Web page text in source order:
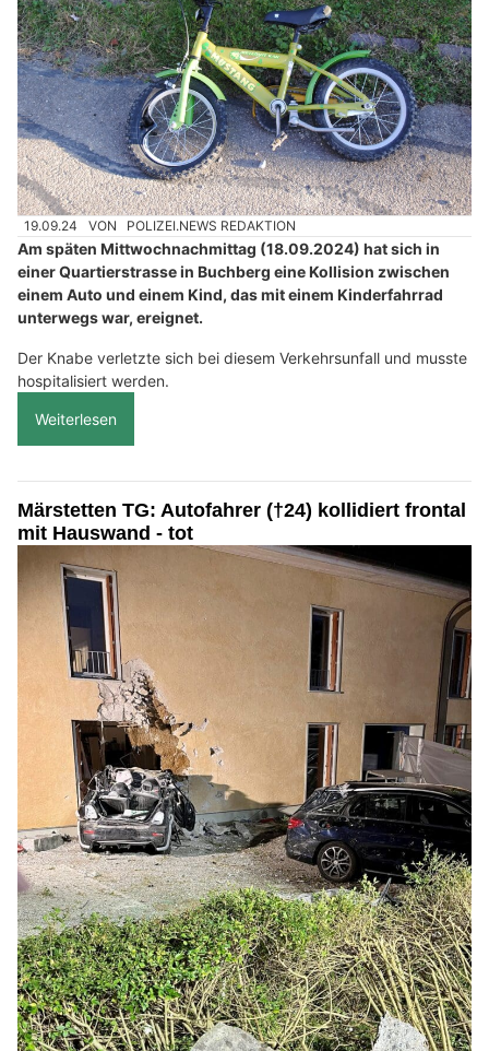
19.09.24 VON POLIZEI.NEWS REDAKTION
Am späten Mittwochnachmittag (18.09.2024) hat sich in
einer Quartierstrasse in Buchberg eine Kollision zwischen
einem Auto und einem Kind, das mit einem Kinderfahrrad
unterwegs war, ereignet.
Der Knabe verletzte sich bei diesem Verkehrsunfall und musste
hospitalisiert werden.
Weiterlesen
Märstetten TG: Autofahrer (†24) kollidiert frontal
mit Hauswand - tot